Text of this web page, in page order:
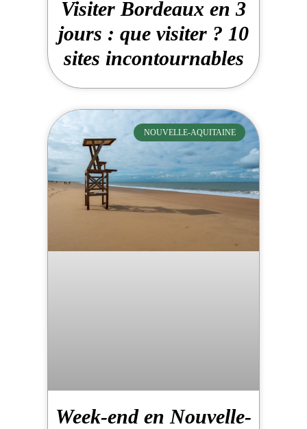
Visiter Bordeaux en 3
jours : que visiter ? 10
sites incontournables
NOUVELLE-AQUITAINE
Week-end en Nouvelle-